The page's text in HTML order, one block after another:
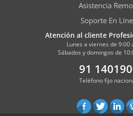
Asistencia
Soporte En
Atención al cliente
Lunes a viernes de 9:00
Sábados y domingos de
91
Teléfono fijo